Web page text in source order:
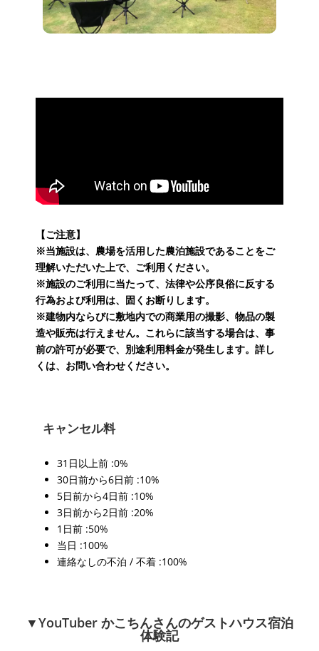
【ご注意】
※当施設は、農場を活用した農泊施設であることをご
理解いただいた上で、ご利用ください。
※施設のご利用に当たって、法律や公序良俗に反する
行為および利用は、固くお断りします。
※建物内ならびに敷地内での商業用の撮影、物品の製
造や販売は行えません。これらに該当する場合は、事
前の許可が必要で、別途利用料金が発生します。詳し
くは、お問い合わせください。
キャンセル料
31日以上前 :0%
30日前から6日前 :10%
5日前から4日前 :10%
3日前から2日前 :20%
1日前 :50%
当日 :100%
連絡なしの不泊 / 不着 :100%
▼YouTuber かこちんさんのゲストハウス宿泊
体験記